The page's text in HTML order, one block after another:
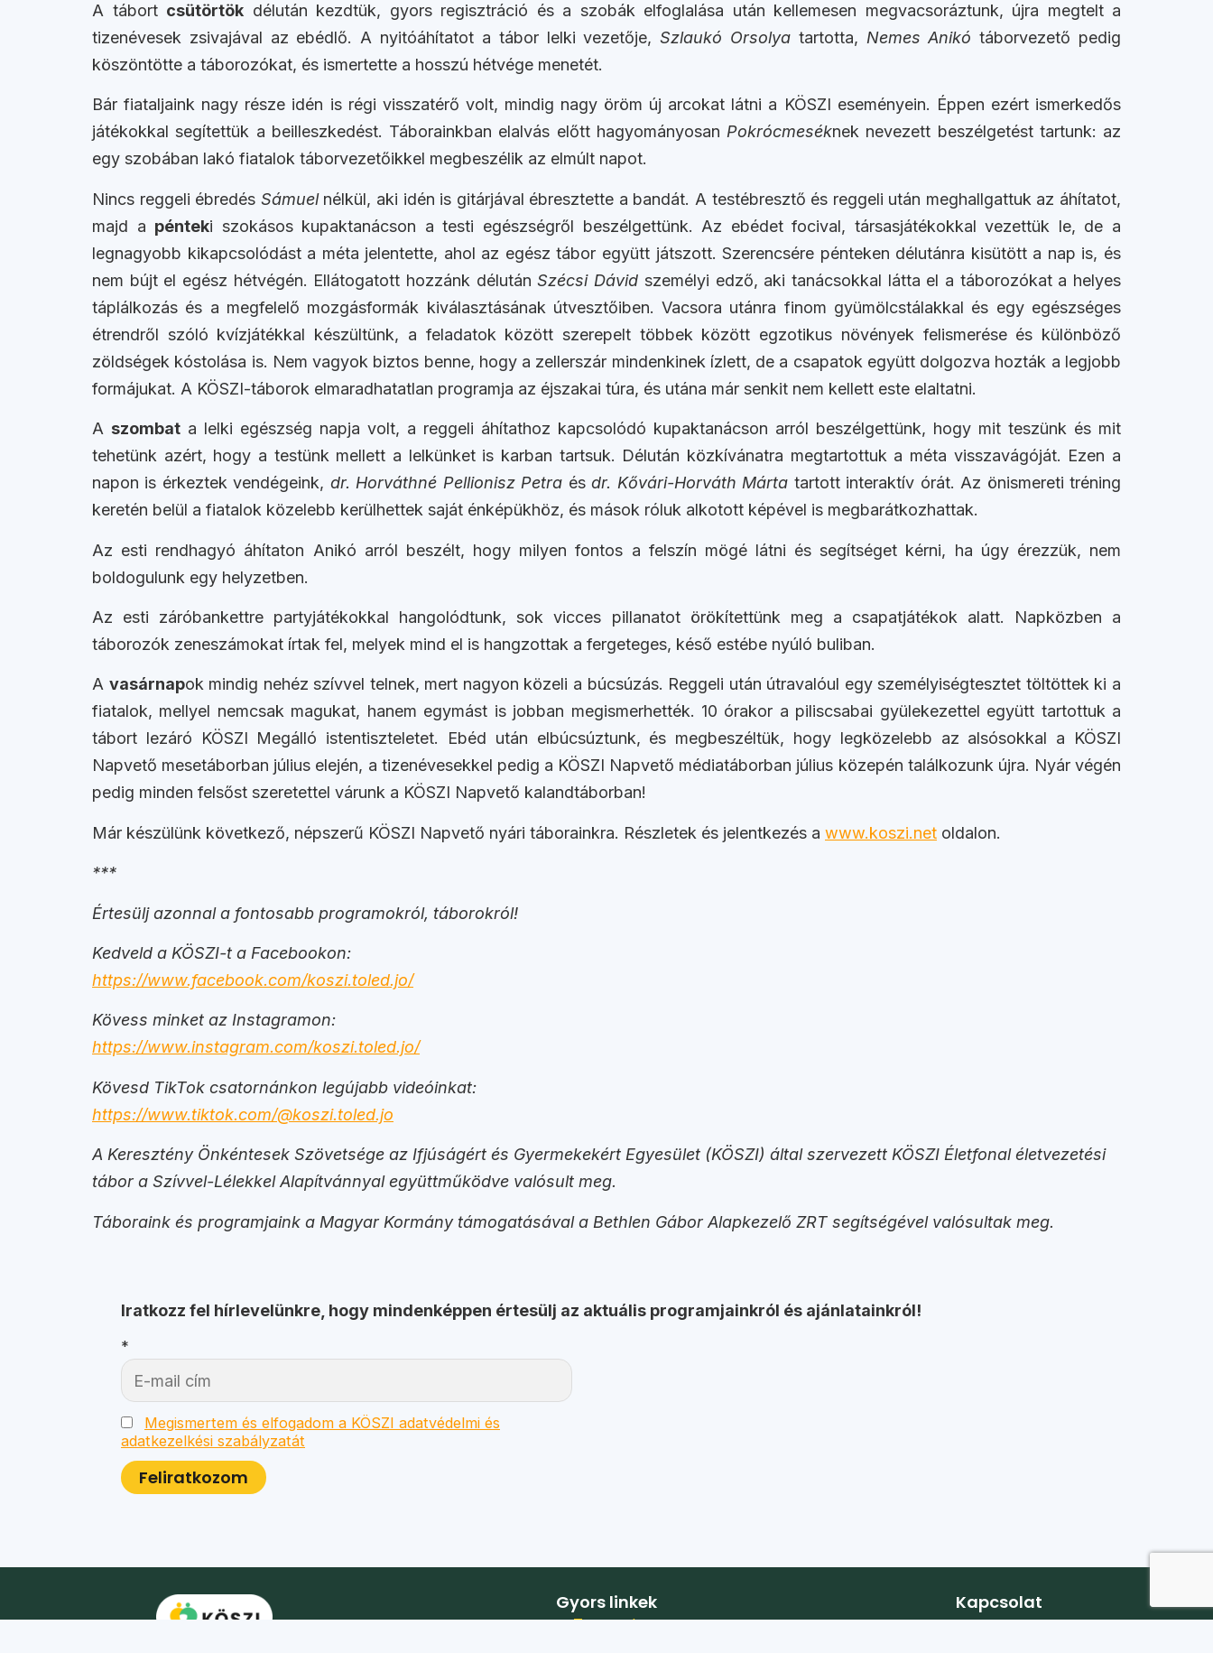
A tábort csütörtök délután kezdtük, gyors regisztráció és a szobák elfoglalása után kellemesen megvacsoráztunk, újra megtelt a
tizenévesek zsivajával az ebédlő. A nyitóáhítatot a tábor lelki vezetője,Szlaukó Orsolyatartotta, Nemes Anikó táborvezető pedig
köszöntötte a táborozókat, és ismertette a hosszú hétvége menetét.
Bár fiataljaink nagy része idén is régi visszatérő volt, mindig nagy öröm új arcokat látni a KÖSZI eseményein. Éppen ezért ismerkedős
játékokkal segítettük a beilleszkedést. Táborainkban elalvás előtt hagyományosan Pokrócmeséknek nevezett beszélgetést tartunk: az
egy szobában lakó fiatalok táborvezetőikkel megbeszélik az elmúlt napot.
Nincs reggeli ébredés Sámuel nélkül, aki idén is gitárjával ébresztette a bandát. A testébresztő és reggeli után meghallgattuk az áhítatot,
majd a pénteki szokásos kupaktanácson a testi egészségről beszélgettünk. Az ebédet focival, társasjátékokkal vezettük le, de a
legnagyobb kikapcsolódást a méta jelentette, ahol az egész tábor együtt játszott. Szerencsére pénteken délutánra kisütött a nap is, és
nem bújt el egész hétvégén. Ellátogatott hozzánk délutánSzécsi Dávid személyi edző, aki tanácsokkal látta el a táborozókat a helyes
táplálkozás és a megfelelő mozgásformák kiválasztásának útvesztőiben. Vacsora utánra finom gyümölcstálakkal és egy egészséges
étrendről szóló kvízjátékkal készültünk, a feladatok között szerepelt többek között egzotikus növények felismerése és különböző
zöldségek kóstolása is. Nem vagyok biztos benne, hogy a zellerszár mindenkinek ízlett, de a csapatok együtt dolgozva hozták a legjobb
formájukat. A KÖSZI-táborok elmaradhatatlan programja az éjszakai túra, és utána már senkit nem kellett este elaltatni.
A szombat a lelki egészség napja volt, a reggeli áhítathoz kapcsolódó kupaktanácson arról beszélgettünk, hogy mit teszünk és mit
tehetünk azért, hogy a testünk mellett a lelkünket is karban tartsuk. Délután közkívánatra megtartottuk a méta visszavágóját. Ezen a
napon is érkeztek vendégeink, dr. Horváthné Pellionisz Petra ésdr. Kővári-Horváth Márta tartott interaktív órát. Az önismereti tréning
keretén belül a fiatalok közelebb kerülhettek saját énképükhöz, és mások róluk alkotott képével is megbarátkozhattak.
Az esti rendhagyó áhítaton Anikó arról beszélt, hogy milyen fontos a felszín mögé látni és segítséget kérni, ha úgy érezzük, nem
boldogulunk egy helyzetben.
Az esti záróbankettre partyjátékokkal hangolódtunk, sok vicces pillanatot örökítettünk meg a csapatjátékok alatt. Napközben a
táborozók zeneszámokat írtak fel, melyek mind el is hangzottak a fergeteges, késő estébe nyúló buliban.
A vasárnapok mindig nehéz szívvel telnek, mert nagyon közeli a búcsúzás. Reggeli után útravalóul egy személyiségtesztet töltöttek ki a
fiatalok, mellyel nemcsak magukat, hanem egymást is jobban megismerhették. 10 órakor a piliscsabai gyülekezettel együtt tartottuk a
tábort lezáró KÖSZI Megálló istentiszteletet. Ebéd után elbúcsúztunk, és megbeszéltük, hogy legközelebb az alsósokkal a KÖSZI
Napvető mesetáborban július elején, a tizenévesekkel pedig a KÖSZI Napvető médiatáborban július közepén találkozunk újra. Nyár végén
pedig minden felsőst szeretettel várunk a KÖSZI Napvető kalandtáborban!
Már készülünk következő, népszerű KÖSZI Napvető nyári táborainkra. Részletek és jelentkezés a www.koszi.net oldalon.
***
Értesülj azonnal a fontosabb programokról, táborokról!
Kedveld a KÖSZI-t a Facebookon:
https://www.facebook.com/koszi.toled.jo/
Kövess minket az Instagramon:
https://www.instagram.com/koszi.toled.jo/
Kövesd TikTok csatornánkon legújabb videóinkat:
https://www.tiktok.com/@koszi.toled.jo
A Keresztény Önkéntesek Szövetsége az Ifjúságért és Gyermekekért Egyesület (KÖSZI) által szervezett KÖSZI Életfonal életvezetési
tábor a Szívvel-Lélekkel Alapítvánnyal együttműködve valósult meg.
Táboraink és programjaink a Magyar Kormány támogatásával a Bethlen Gábor Alapkezelő ZRT segítségével valósultak meg.
Iratkozz fel hírlevelünkre, hogy mindenképpen értesülj az aktuális programjainkról és ajánlatainkról!
*
Megismertem és elfogadom a KÖSZI adatvédelmi és
adatkezelkési szabályzatát
Gyors linkek
Turnusok
Kapcsolat
Iroda:1088 Budapest, Szentkirályi utca 51.